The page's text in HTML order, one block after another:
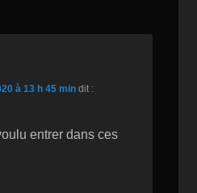
à 13 h 45 min dit :
entrer dans ces